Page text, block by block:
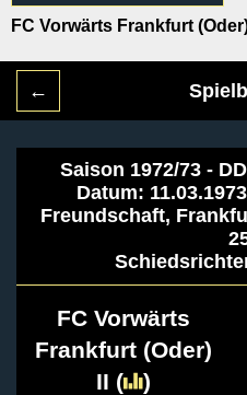
FC Vorwärts Frankfurt
←
Saison 1972/73 -
Datum:
Freundschaft,
FC Vorwärts
Frankfurt (Oder)
II ( )